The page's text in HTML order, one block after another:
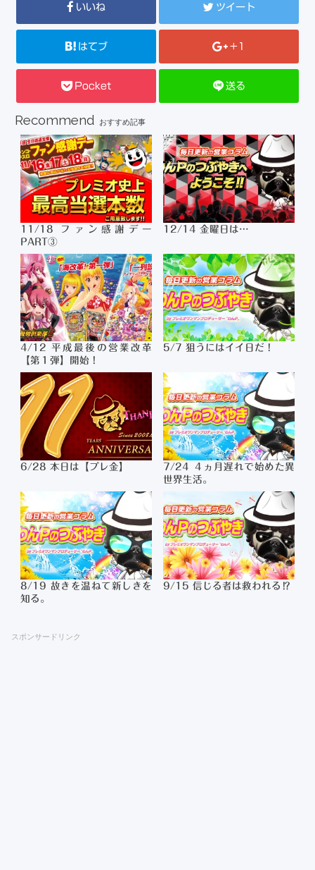
いいね ツイート
はてブ +1
Pocket 送る
Recommend おすすめ記事
11/18 ファン感謝デー
PART③
12/14 金曜日は…
4/12 平成最後の営業改革
【第１弾】開始！
5/7 狙うにはイイ日だ！
6/28 本日は【プレ金】
7/24 ４ヵ月遅れで始めた異
世界生活。
8/19 故きを温ねて新しきを
知る。
9/15 信じる者は救われる⁉
スポンサードリンク